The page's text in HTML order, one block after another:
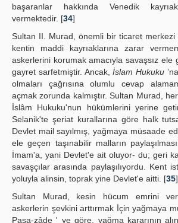
başaranlar hakkında Venedik
vermektedir. [34]
Sultan II. Murad, önemli bir ticaret
kentin maddi kayrıaklarına zarar
askerlerini korumak amacıyla savaşsız ele
gayret sarfetmiştir. Ancak,İslam Hukuku
olmaları çağrısına olumlu cevap
açmak zorunda kalmıştır. Sultan Murad,
İslâm Hukuku'nun hükümlerini yerine
Selanik'te şeriat kurallarına göre halk
Devlet mail sayılmış, yağmaya müsaade
ele geçen taşınabilir malların
İmam'a, yani Devlet'e ait oluyor- du; geri
savaşçılar arasında paylaşılıyordu. Kent
yoluyla alinsin, toprak yine Devlet'e aitti. [35]
Sultan Murad, kesin hücum emrini
askerlerin şevkini arttırmak İçin yağmaya
Paşa-zâde ' ye göre, yağma kararının